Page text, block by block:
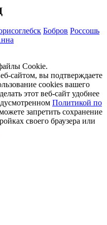
Бобров Россошь
Cookie.
сайтом, вы подтверждаете
cookies вашего
этот веб-сайт удобнее
Политикой по
запретить сохранение
своего браузера или